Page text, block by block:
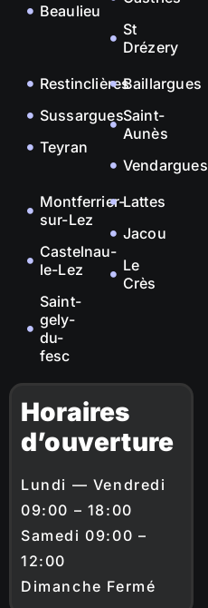
Beaulieu
St
Drézery
Restinclières
Sussargues
Teyran
Baillargues
Saint-
Aunès
Vendargues
Montferrier-
sur-Lez
Castelnau-
le-Lez
Saint-
gely-
du-
fesc
Lattes
Jacou
Le
Crès
Horaires
d’ouverture
Lundi — Vendredi
09:00 – 18:00
Samedi 09:00 –
12:00
Dimanche Fermé